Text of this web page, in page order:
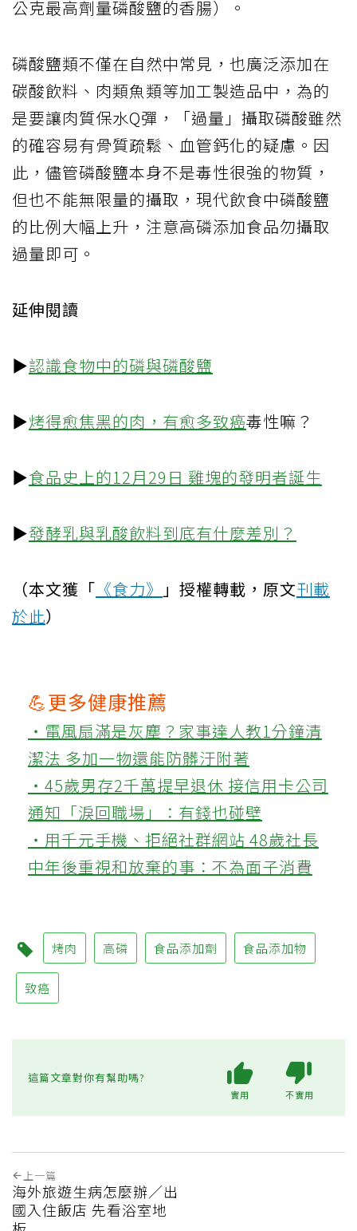
公克最高劑量磷酸鹽的香腸）。
磷酸鹽類不僅在自然中常見，也廣泛添加在
碳酸飲料、肉類魚類等加工製造品中，為的
是要讓肉質保水Q彈，「過量」攝取磷酸雖然
的確容易有骨質疏鬆、血管鈣化的疑慮。因
此，儘管磷酸鹽本身不是毒性很強的物質，
但也不能無限量的攝取，現代飲食中磷酸鹽
的比例大幅上升，注意高磷添加食品勿攝取
過量即可。
延伸閱讀
▶認識食物中的磷與磷酸鹽
▶烤得愈焦黑的肉，有愈多致癌毒性嘛？
▶食品史上的12月29日 雞塊的發明者誕生
▶發酵乳與乳酸飲料到底有什麼差別？
（本文獲「 《食力》 」授權轉載，原文刊載
於此）
💪更多健康推薦
‧電風扇滿是灰塵？家事達人教1分鐘清
潔法 多加一物還能防髒汙附著
‧45歲男存2千萬提早退休 接信用卡公司
通知「淚回職場」：有錢也碰壁
‧用千元手機、拒絕社群網站 48歲社長
中年後重視和放棄的事：不為面子消費
烤肉 高磷 食品添加劑 食品添加物
致癌
這篇文章對你有幫助嗎?
實用 不實用
上一篇
海外旅遊生病怎麼辦／出
國入住飯店 先看浴室地